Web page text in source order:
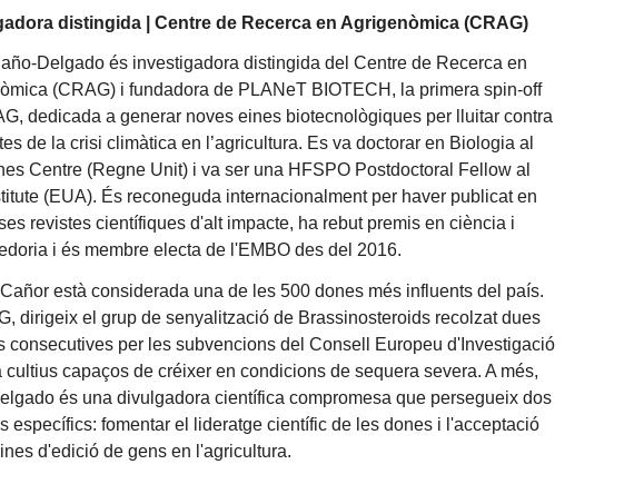
distingida | Centre de Recerca en Agrigenòmica (CRAG)
Delgado és investigadora distingida del Centre de Recerca en
(CRAG) i fundadora de PLANeT BIOTECH, la primera spin-off
dedicada a generar noves eines biotecnològiques per lluitar contra
de la crisi climàtica en l’agricultura. Es va doctorar en Biologia al
Centre (Regne Unit) i va ser una HFSPO Postdoctoral Fellow al
(EUA). És reconeguda internacionalment per haver publicat en
revistes científiques d'alt impacte, ha rebut premis en ciència i
i és membre electa de l'EMBO des del 2016.
està considerada una de les 500 dones més influents del país.
dirigeix el grup de senyalització de Brassinosteroids recolzat dues
consecutives per les subvencions del Consell Europeu d'Investigació
cultius capaços de créixer en condicions de sequera severa. A més,
és una divulgadora científica compromesa que persegueix dos
específics: fomentar el lideratge científic de les dones i l'acceptació
d'edició de gens en l'agricultura.